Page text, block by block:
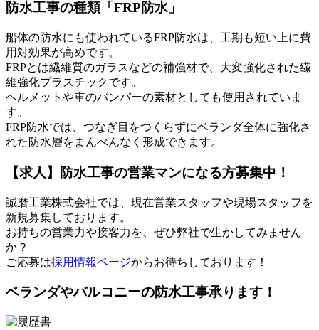
防水工事の種類「FRP防水」
船体の防水にも使われているFRP防水は、工期も短い上に費
用対効果が高めです。
FRPとは繊維質のガラスなどの補強材で、大変強化された繊
維強化プラスチックです。
ヘルメットや車のバンパーの素材としても使用されていま
す。
FRP防水では、つなぎ目をつくらずにベランダ全体に強化さ
れた防水層をまんべんなく形成できます。
【求人】防水工事の営業マンになる方募集中！
誠磨工業株式会社では、現在営業スタッフや現場スタッフを
新規募集しております。
お持ちの営業力や接客力を、ぜひ弊社で生かしてみません
か？
ご応募は採用情報ページからお待ちしております！
ベランダやバルコニーの防水工事承ります！